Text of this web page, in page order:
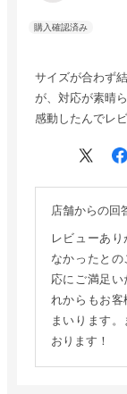
サイズが合わず
が、対応が素晴
感動したんでレ
店舗からの回
レビューあ
なかったと
応にご満足い
れからもお客
まいります
おります！